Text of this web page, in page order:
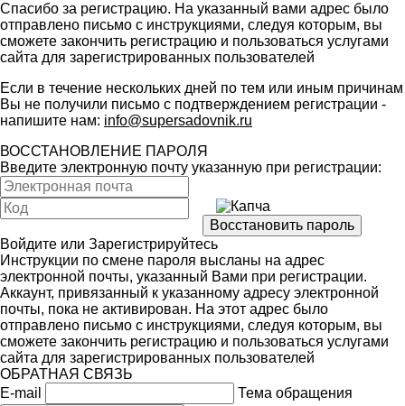
Спасибо за регистрацию. На указанный вами адрес было
отправлено письмо с инструкциями, следуя которым, вы
сможете закончить регистрацию и пользоваться услугами
сайта для зарегистрированных пользователей
Если в течение нескольких дней по тем или иным причинам
Вы не получили письмо с подтверждением регистрации -
напишите нам: info@supersadovnik.ru
ВОССТАНОВЛЕНИЕ ПАРОЛЯ
Введите электронную почту указанную при регистрации:
Войдите или Зарегистрируйтесь
Инструкции по смене пароля высланы на адрес
электронной почты, указанный Вами при регистрации.
Аккаунт, привязанный к указанному адресу электронной
почты, пока не активирован. На этот адрес было
отправлено письмо с инструкциями, следуя которым, вы
сможете закончить регистрацию и пользоваться услугами
сайта для зарегистрированных пользователей
ОБРАТНАЯ СВЯЗЬ
E-mail
Тема обращения